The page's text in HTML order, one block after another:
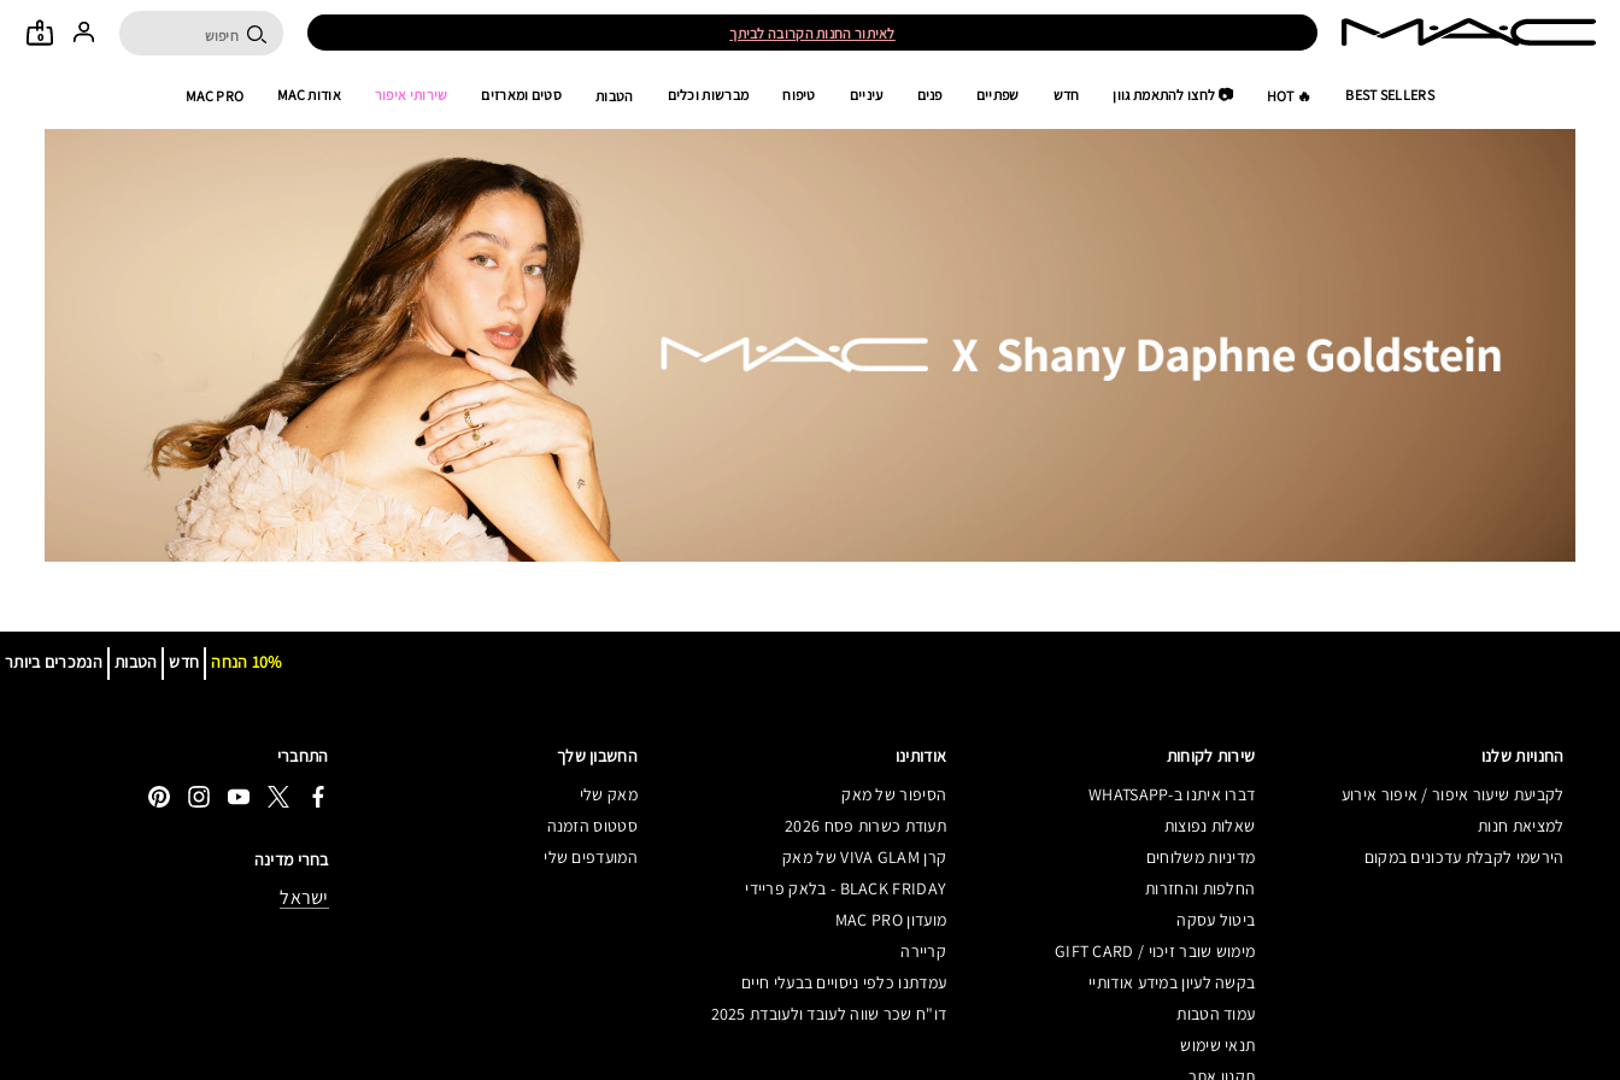
לאיתור החנות הקרובה לביתך 0
BEST SELLERS
🔥 HOT 📷 לחצו להתאמת גוון חדש שפתיים פנים עיניים טיפוח מברשות וכלים הטבות סטים ומארזים שירותי איפור אודות MAC MAC PRO
הנמכרים ביותר הטבות חדש 10% הנחה
החנויות שלנו
לקביעת שיעור איפור / איפור אירוע
למציאת חנות
הירשמי לקבלת עדכונים במקום
שירות לקוחות
דברו איתנו ב-WHATSAPP
שאלות נפוצות
מדיניות משלוחים
החלפות והחזרות
ביטול עסקה
מימוש שובר זיכוי / GIFT CARD
בקשה לעיון במידע אודותיי
עמוד הטבות
תנאי שימוש
אודותינו
הסיפור של מאק
תעודת כשרות פסח 2026
קרן VIVA GLAM של מאק
BLACK FRIDAY - בלאק פריידי
מועדון MAC PRO
קריירה
עמדתנו כלפי ניסויים בבעלי חיים
דו"ח שכר שווה לעובד ולעובדת 2025
החשבון שלך
מאק שלי
סטטוס הזמנה
המועדפים שלי
התחברי
בחרי מדינה
ישראל